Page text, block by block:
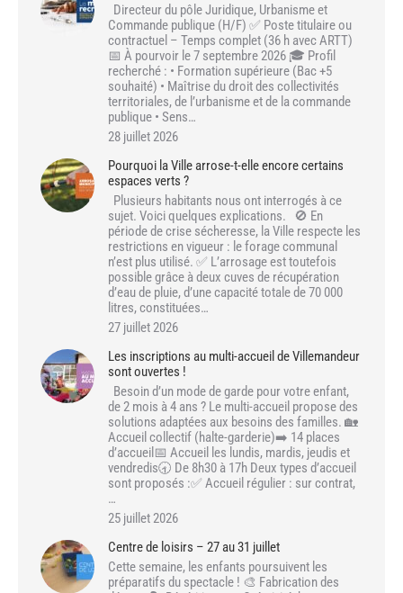
Directeur du pôle Juridique, Urbanisme et
Commande publique (H/F) ✅ Poste titulaire ou
contractuel – Temps complet (36 h avec ARTT)
📅 À pourvoir le 7 septembre 2026 🎓 Profil
recherché : • Formation supérieure (Bac +5
souhaité) • Maîtrise du droit des collectivités
territoriales, de l’urbanisme et de la commande
publique • Sens…
28 juillet 2026
Pourquoi la Ville arrose-t-elle encore certains
espaces verts ?
Plusieurs habitants nous ont interrogés à ce
sujet. Voici quelques explications. 🚫 En
période de crise sécheresse, la Ville respecte les
restrictions en vigueur : le forage communal
n’est plus utilisé. ✅ L’arrosage est toutefois
possible grâce à deux cuves de récupération
d’eau de pluie, d’une capacité totale de 70 000
litres, constituées…
27 juillet 2026
Les inscriptions au multi-accueil de Villemandeur
sont ouvertes !
Besoin d’un mode de garde pour votre enfant,
de 2 mois à 4 ans ? Le multi-accueil propose des
solutions adaptées aux besoins des familles. 🏡
Accueil collectif (halte-garderie)➡️ 14 places
d’accueil📅 Accueil les lundis, mardis, jeudis et
vendredis🕣 De 8h30 à 17h Deux types d’accueil
sont proposés :✅ Accueil régulier : sur contrat,
…
25 juillet 2026
Centre de loisirs – 27 au 31 juillet
Cette semaine, les enfants poursuivent les
préparatifs du spectacle ! 🎨 Fabrication des